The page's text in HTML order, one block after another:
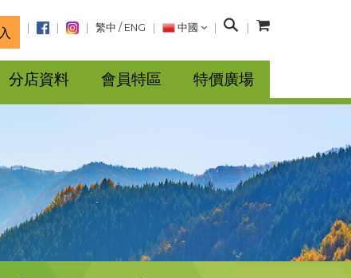
繁中 / ENG 中國
搜
分店資料 會員特區 特價廣場